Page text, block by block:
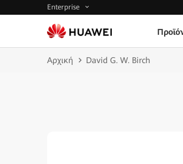
Enterprise
Αρχική David G. W. Birch